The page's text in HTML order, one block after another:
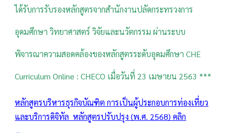
ได้รับการรับรองหลักสูตรจากสำนักงานปลัดกระทรวงการ
อุดมศึกษา วิทยาศาสตร์ วิจัยและนวัตกรรม ผ่านระบบ
พิจารณาความสอดคล้องของหลักสูตรระดับอุดมศึกษา CHE
Curriculum Online : CHECO เมื่อวันที่ 23 เมษายน 2563 ***
หลักสูตรบริหารธุรกิจบัณฑิต การเป็นผู้ประกอบการท่องเที่ยว
และบริการดิจิทัล หลักสูตรปรับปรุง (พ.ศ. 2568) คลิก